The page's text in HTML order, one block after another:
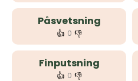
Påsvetsning
👍 0 👎
Finputsning
👍 0 👎